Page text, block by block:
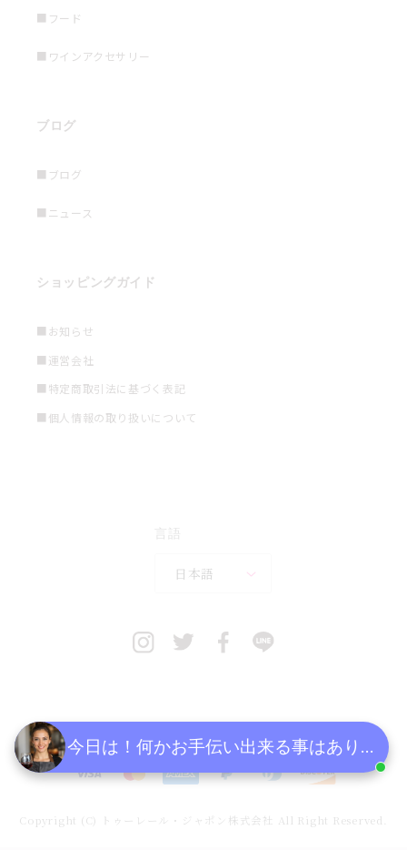
今日は！何かお手伝い出来る事はあります
■フード
■ワインアクセサリー
ブログ
■ブログ
■ニュース
ショッピングガイド
■お知らせ
■運営会社
■特定商取引法に基づく表記
■個人情報の取り扱いについて
言語
日本語
決
Copyright (C) トゥーレール・ジャポン株式会社 All Right Reserved.